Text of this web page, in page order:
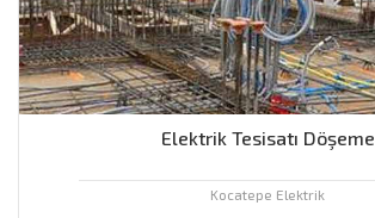
Elektrik Tesisatı Döşeme
Kocatepe Elektrik